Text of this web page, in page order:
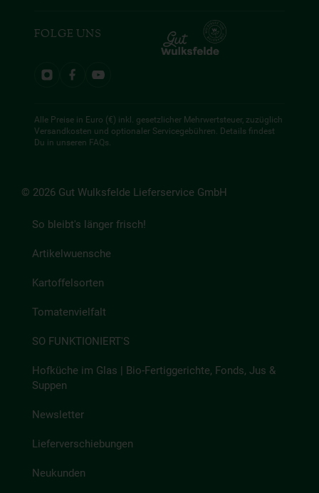
FOLGE UNS
Alle Preise in Euro (€) inkl. gesetzlicher Mehrwertsteuer, zuzüglich
Versandkosten und optionaler Servicegebühren. Details findest
Du in unseren FAQs.
© 2026 Gut Wulksfelde Lieferservice GmbH
So bleibt's länger frisch!
Artikelwuensche
Kartoffelsorten
Tomatenvielfalt
SO FUNKTIONIERT'S
Hofküche im Glas | Bio-Fertiggerichte, Fonds, Jus &
Suppen
Newsletter
Lieferverschiebungen
Neukunden